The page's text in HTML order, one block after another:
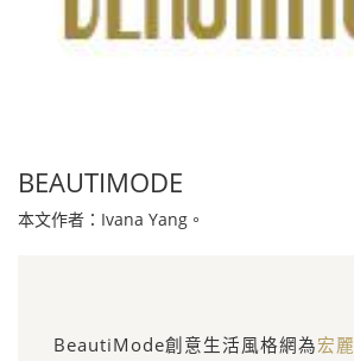
BEAUTIMODE
本文作者：Ivana Yang。
BeautiMode創意生活風格網為宏